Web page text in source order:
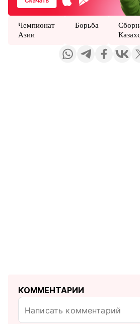
Чемпионат
Азии
Борьба
КОММЕНТАРИИ